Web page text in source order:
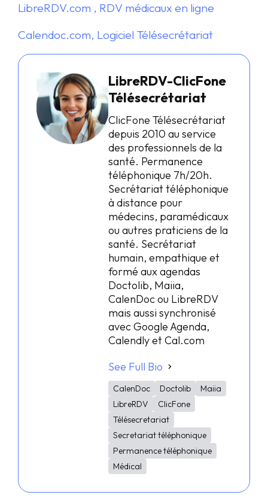
LibreRDV.com , RDV médicaux en ligne
Calendoc.com, Logiciel Télésecrétariat
LibreRDV-ClicFone
Télésecrétariat
ClicFone Télésecrétariat
depuis 2010 au service
des professionnels de la
santé. Permanence
téléphonique 7h/20h.
Secrétariat téléphonique
à distance pour
médecins, paramédicaux
ou autres praticiens de la
santé. Secrétariat
humain, empathique et
formé aux agendas
Doctolib, Maiia,
CalenDoc ou LibreRDV
mais aussi synchronisé
avec Google Agenda,
Calendly et Cal.com
See Full Bio
CalenDoc Doctolib
Maiia
LibreRDV
ClicFone
Télésecretariat
Secretariat téléphonique
Permanence téléphonique
Médical